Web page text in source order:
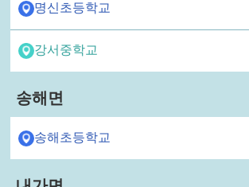
명신초등학교
강서중학교
송해면
송해초등학교